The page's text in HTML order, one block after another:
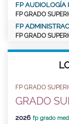
FP AUDIOLOGÍA
FP GRADO
FP
FP GRADO
FP GRADO
GRADO
2026 fp grado